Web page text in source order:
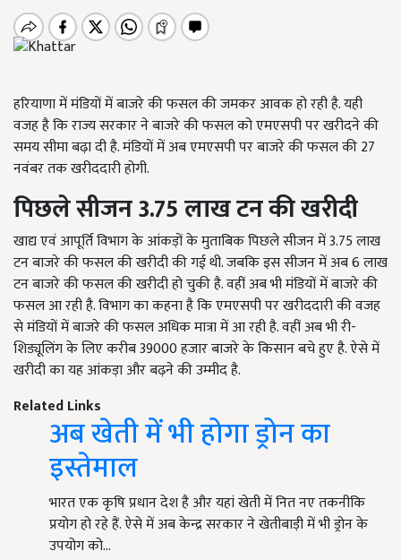
हरियाणा में मंडियों में बाजरे की फसल की जमकर आवक हो रही है. यही
वजह है कि राज्य सरकार ने बाजरे की फसल को एमएसपी पर खरीदने की
समय सीमा बढ़ा दी है. मंडियों में अब एमएसपी पर बाजरे की फसल की 27
नवंबर तक खरीददारी होगी.
पिछले सीजन 3.75 लाख टन की खरीदी
खाद्य एवं आपूर्ति विभाग के आंकड़ों के मुताबिक पिछले सीजन में 3.75 लाख
टन बाजरे की फसल की खरीदी की गई थी. जबकि इस सीजन में अब 6 लाख
टन बाजरे की फसल की खरीदी हो चुकी है. वहीं अब भी मंडियों में बाजरे की
फसल आ रही है. विभाग का कहना है कि एमएसपी पर खरीददारी की वजह
से मंडियों में बाजरे की फसल अधिक मात्रा में आ रही है. वहीं अब भी री-
शिड्यूलिंग के लिए करीब 39000 हजार बाजरे के किसान बचे हुए है. ऐसे में
खरीदी का यह आंकड़ा और बढ़ने की उम्मीद है.
Related Links
अब खेती में भी होगा ड्रोन का
इस्तेमाल
भारत एक कृषि प्रधान देश है और यहां खेती में नित नए तकनीकि
प्रयोग हो रहे हैं. ऐसे में अब केन्द्र सरकार ने खेतीबाड़ी में भी ड्रोन के
उपयोग को…